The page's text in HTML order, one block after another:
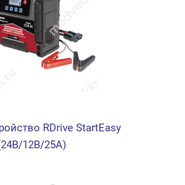
RDrive StartEasy
12В/25А)